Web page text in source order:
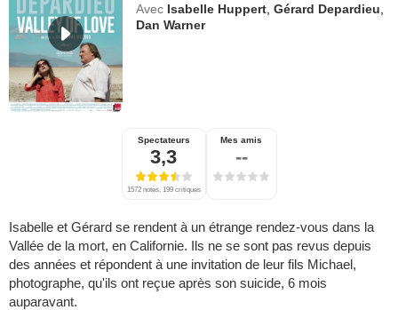
Avec Isabelle Huppert ,Gérard Depardieu
Dan Warner
Spectateurs
3,3
1572 notes, 199 critiques
Mes amis
--
Isabelle et Gérard se rendent à un étrange rendez-vous dans la
Vallée de la mort, en Californie. Ils ne se sont pas revus depuis
des années et répondent à une invitation de leur fils Michael,
photographe, qu'ils ont reçue après son suicide, 6 mois
auparavant.